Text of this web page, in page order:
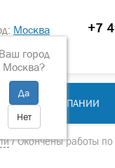
Москва
Ваш город
Москва?
Да
Нет
+7
О КОМПАНИИ
/Окончены работы по